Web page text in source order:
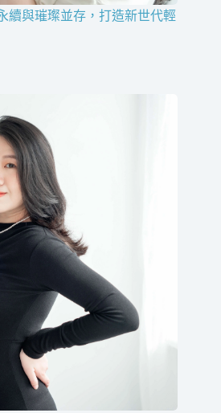
續與璀璨並存，打造新世代輕